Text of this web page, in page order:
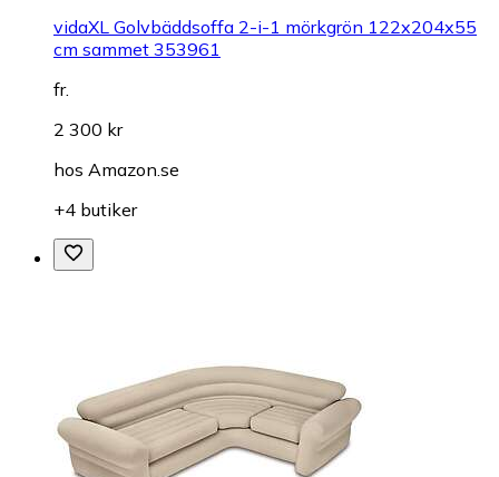
vidaXL Golvbäddsoffa 2-i-1 mörkgrön 122x204x55
cm sammet 353961
fr.
2 300 kr
hos Amazon.se
+4 butiker